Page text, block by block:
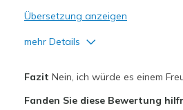
Übersetzung anzeigen
mehr Details
Fazit Nein, ich würde es einem
Fanden Sie diese Bewertung